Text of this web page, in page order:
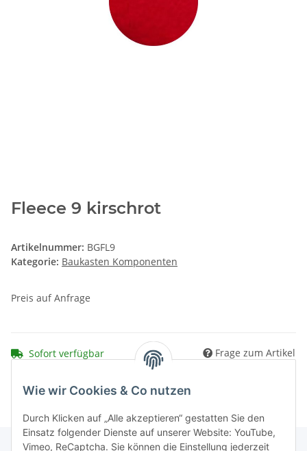
Fleece 9 kirschrot
Artikelnummer: BGFL9
Kategorie: Baukasten Komponenten
Preis auf Anfrage
Sofort verfügbar Frage zum Artikel
Wie wir Cookies & Co nutzen
Durch Klicken auf „Alle akzeptieren“ gestatten Sie den
Einsatz folgender Dienste auf unserer Website: YouTube,
Vimeo, ReCaptcha. Sie können die Einstellung jederzeit